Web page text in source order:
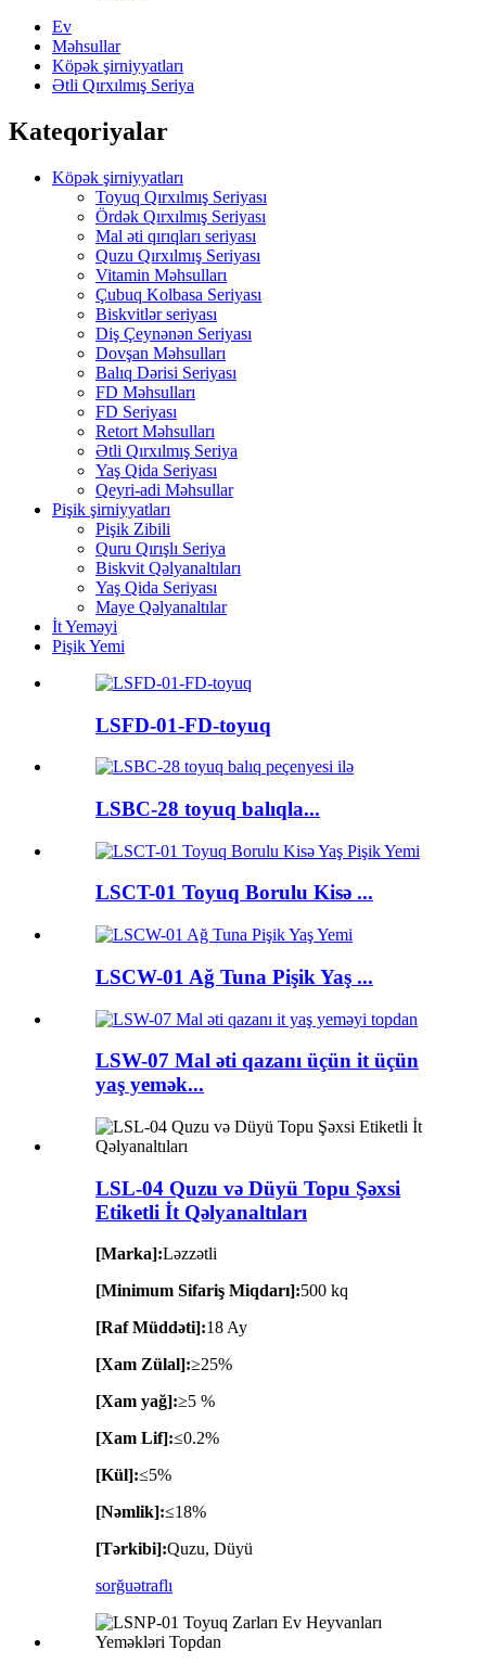
Ev
Məhsullar
Köpək şirniyyatları
Ətli Qırxılmış Seriya
Kateqoriyalar
Köpək şirniyyatları
Toyuq Qırxılmış Seriyası
Ördək Qırxılmış Seriyası
Mal əti qırıqları seriyası
Quzu Qırxılmış Seriyası
Vitamin Məhsulları
Çubuq Kolbasa Seriyası
Biskvitlər seriyası
Diş Çeynənən Seriyası
Dovşan Məhsulları
Balıq Dərisi Seriyası
FD Məhsulları
FD Seriyası
Retort Məhsulları
Ətli Qırxılmış Seriya
Yaş Qida Seriyası
Qeyri-adi Məhsullar
Pişik şirniyyatları
Pişik Zibili
Quru Qırışlı Seriya
Biskvit Qəlyanaltıları
Yaş Qida Seriyası
Maye Qəlyanaltılar
İt Yeməyi
Pişik Yemi
LSFD-01-FD-toyuq
LSBC-28 toyuq balıqla...
LSCT-01 Toyuq Borulu Kisə ...
LSCW-01 Ağ Tuna Pişik Yaş ...
LSW-07 Mal əti qazanı üçün it üçün
yaş yemək...
LSL-04 Quzu və Düyü Topu Şəxsi
Etiketli İt Qəlyanaltıları
[Marka]:Ləzzətli
[Minimum Sifariş Miqdarı]:500 kq
[Raf Müddəti]:18 Ay
[Xam Zülal]:≥25%
[Xam yağ]:≥5 %
[Xam Lif]:≤0.2%
[Kül]:≤5%
[Nəmlik]:≤18%
[Tərkibi]:Quzu, Düyü
sorğuətraflı